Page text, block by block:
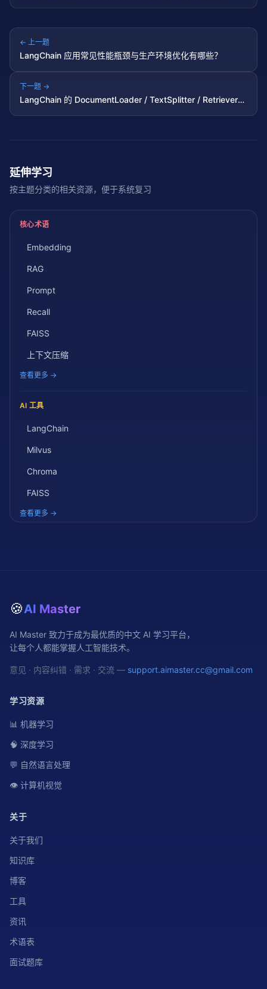
← 上一题
LangChain 应用常见性能瓶颈与生产环境优化有哪些？
下一题 →
LangChain 的 DocumentLoader / TextSplitter / Retriever
延伸学习
按主题分类的相关资源，便于系统复习
核心术语
Embedding
RAG
Prompt
Recall
FAISS
上下文压缩
查看更多 →
AI 工具
LangChain
Milvus
Chroma
FAISS
查看更多 →
🍪AI Master
AI Master 致力于成为最优质的中文 AI 学习平台，
让每个人都能掌握人工智能技术。
意见 · 内容纠错 · 需求 · 交流 — support.aimaster.cc@gmail.com
学习资源
📊 机器学习
🧠 深度学习
💬 自然语言处理
👁️ 计算机视觉
关于
关于我们
知识库
博客
工具
资讯
术语表
面试题库